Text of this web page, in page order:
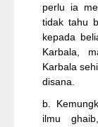
perlu ia
tidak tahu
kepada
Karbala,
Karbala
disana.
b.
ilmu